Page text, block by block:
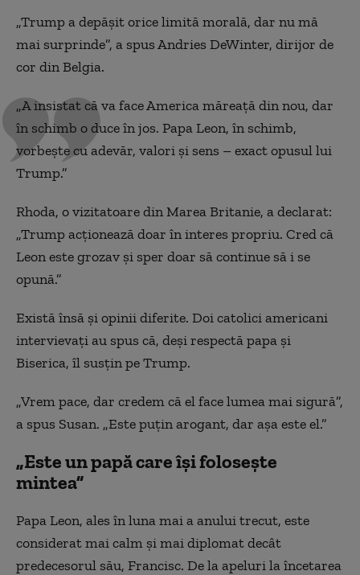
„Trump a depășit orice limită morală, dar nu mă
mai surprinde”, a spus Andries DeWinter, dirijor de
cor din Belgia.
„A insistat că va face America măreață din nou, dar
în schimb o duce în jos. Papa Leon, în schimb,
vorbește cu adevăr, valori și sens – exact opusul lui
Trump.”
Rhoda, o vizitatoare din Marea Britanie, a declarat:
„Trump acționează doar în interes propriu. Cred că
Leon este grozav și sper doar să continue să i se
opună.”
Există însă și opinii diferite. Doi catolici americani
intervievați au spus că, deși respectă papa și
Biserica, îl susțin pe Trump.
„Vrem pace, dar credem că el face lumea mai sigură”,
a spus Susan. „Este puțin arogant, dar așa este el.”
„Este un papă care își folosește
mintea”
Papa Leon, ales în luna mai a anului trecut, este
considerat mai calm și mai diplomat decât
predecesorul său, Francisc. De la apeluri la încetarea